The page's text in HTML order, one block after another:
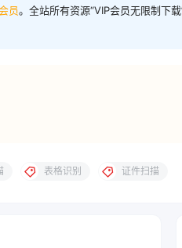
员。全站所有资源“VIP会员无限制下
表格识别 证件扫描